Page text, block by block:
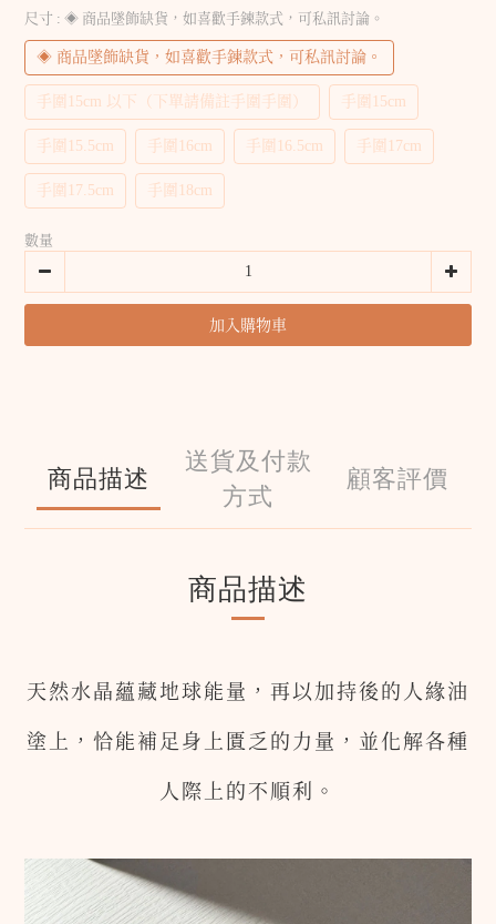
尺寸 : ◈ 商品墜飾缺貨，如喜歡手鍊款式，可私訊討論。
◈ 商品墜飾缺貨，如喜歡手鍊款式，可私訊討論。
手圍15cm 以下（下單請備註手圍手圍） 手圍15cm
手圍15.5cm 手圍16cm 手圍16.5cm 手圍17cm
手圍17.5cm 手圍18cm
數量
加入購物車
商品描述
送貨及付款
方式
顧客評價
商品描述
天然水晶蘊藏地球能量，再以加持後的人緣油
塗上，恰能補足身上匱乏的力量，並化解各種
人際上的不順利。